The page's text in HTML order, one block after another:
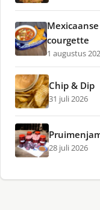
courgette
1 augustus
Chip & Dip
31 juli 2026
28 juli 2026